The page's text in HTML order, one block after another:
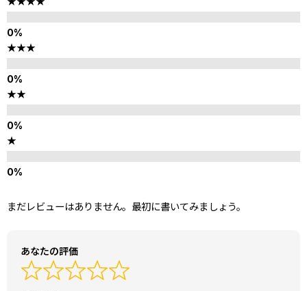
★★★
★★
★
まだレビューはありません。最初に書いてみましょう。
あなたの評価